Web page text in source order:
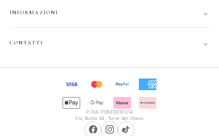
JUNIOR
GIFT CARD
SPEDIZIONI
RECESSO
INFORMAZIONI ⌄
CONTATTI ⌄
9:30–13:00, 16:00–20:00
P.IVA IT06310281214
Via Roma 44, Torre del Greco